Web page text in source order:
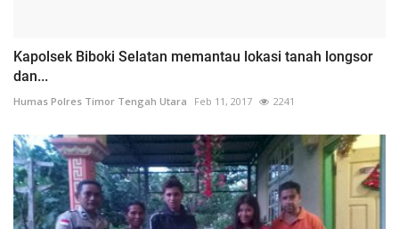
Kapolsek Biboki Selatan memantau lokasi tanah longsor
dan...
Humas Polres Timor Tengah Utara Feb 11, 2017 2241